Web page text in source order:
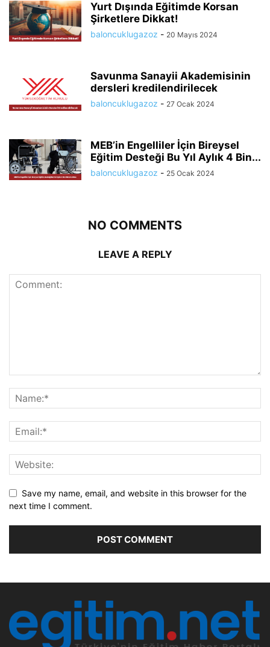
Yurt Dışında Eğitimde Korsan
Şirketlere Dikkat!
baloncuklugazoz - 20 Mayıs 2024
Savunma Sanayii Akademisinin
dersleri kredilendirilecek
baloncuklugazoz - 27 Ocak 2024
MEB’in Engelliler İçin Bireysel
Eğitim Desteği Bu Yıl Aylık 4 Bin...
baloncuklugazoz - 25 Ocak 2024
NO COMMENTS
LEAVE A REPLY
Save my name, email, and website in this browser for the
next time I comment.